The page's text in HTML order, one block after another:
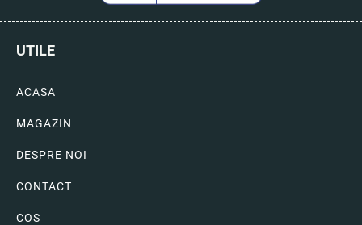
UTILE
ACASA
MAGAZIN
DESPRE NOI
CONTACT
COS